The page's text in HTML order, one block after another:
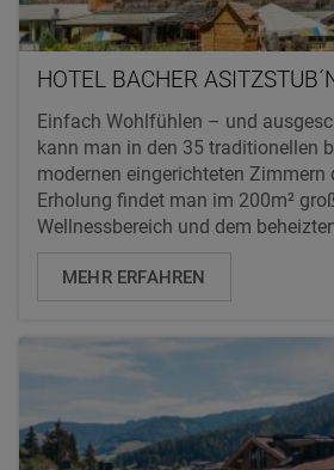
HOTEL BACHER
Einfach Wohlfühlen – und
kann man in den 35 traditionellen
modernen eingerichteten Zimmern
Erholung findet man im 200m²
Wellnessbereich und dem
MEHR ERFAHREN